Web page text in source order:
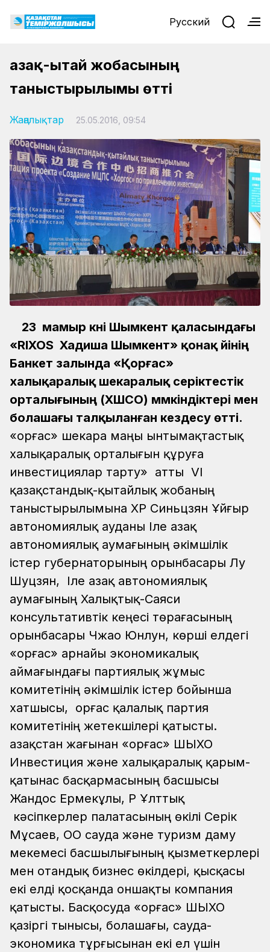
Русский
Қазақ-Қытай жобасының
таныстырылымы өтті
Жаңалықтар 25.05.2016, 09:54
23 мамыр күні Шымкент қаласындағы
«RIXOS Хадиша Шымкент» қонақ үйінің
Банкет залында «Қорғас»
халықаралық шекаралық серіктестік
орталығының (ХШСО) мүмкіндіктері мен
болашағы талқыланған кездесу өтті.
«Қорғас» шекара маңы ынтымақтастық
халықаралық орталығын құруға
инвестициялар тарту» атты VI
қазақстандық-қытайлық жобаның
таныстырылымына ҚХР Синьцзян Ұйғыр
автономиялық ауданы Іле Қазақ
автономиялық аумағының әкімшілік
істер губернаторының орынбасары Лу
Шуцзян, Іле Қазақ автономиялық
аумағының Халықтық-Саяси
консультативтік кеңесі төрағасының
орынбасары Чжао Юнлун, көрші елдегі
«Қорғас» арнайы экономикалық
аймағындағы партиялық жұмыс
комитетінің әкімшілік істер бойынша
хатшысы, Қорғас қалалық партия
комитетінің жетекшілері қатысты.
Қазақстан жағынан «Қорғас» ШЫХО
Инвестиция және халықаралық қарым-
қатынас басқармасының басшысы
Жандос Ермекұлы, ҚР Ұлттық
кәсіпкерлер палатасының өкілі Серік
Мұсаев, ОҚО сауда және туризм даму
мекемесі басшылығының қызметкерлері
мен отандық бизнес өкілдері, қысқасы
екі елді қосқанда оншақты компания
қатысты. Басқосуда «Қорғас» ШЫХО
қазіргі тынысы, болашағы, сауда-
экономика тұрғысынан екі ел үшін